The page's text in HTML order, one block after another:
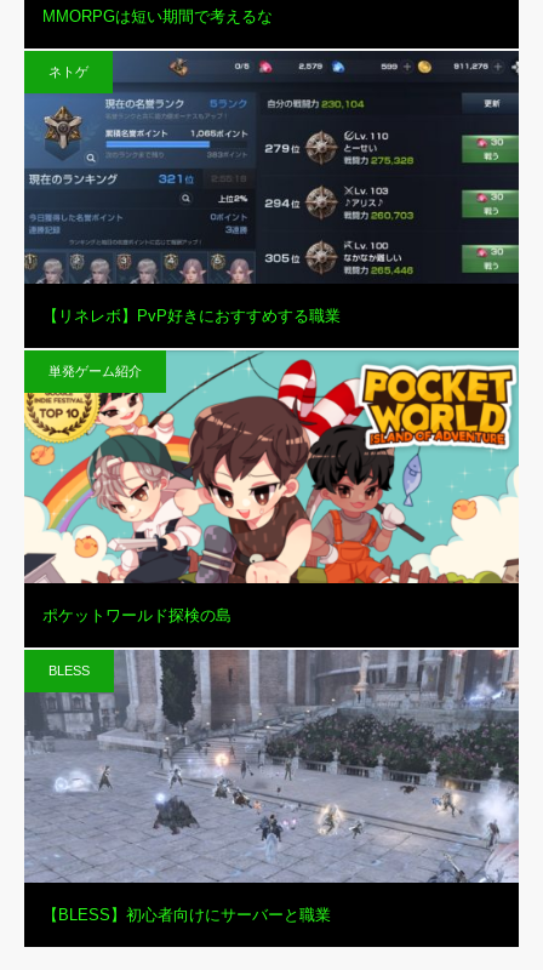
MMORPGは短い期間で考えるな
ネトゲ
【リネレボ】PvP好きにおすすめする職業
単発ゲーム紹介
ポケットワールド探検の島
BLESS
【BLESS】初心者向けにサーバーと職業